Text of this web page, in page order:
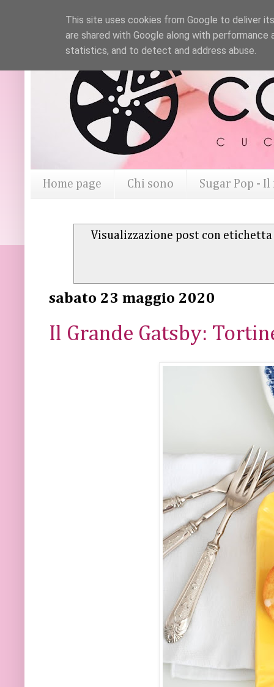
Home page Chi sono Sugar Pop -
Visualizzazione post con etichetta
sabato 23 maggio 2020
Il Grande Gatsby:
This site uses cookies from Google to deliver
are shared with Google along with
statistics, and to detect and address abuse.